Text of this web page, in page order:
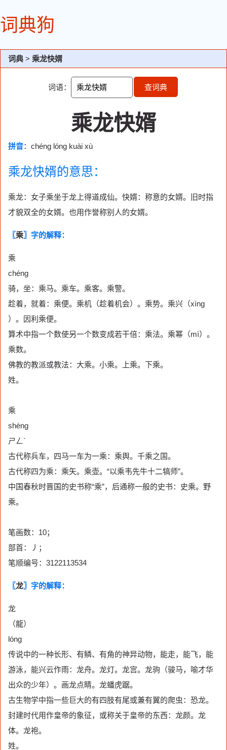
词典狗
词典 > 乘龙快婿
词语： 查词典
乘龙快婿
拼音：chéng lóng kuài xù
乘龙快婿的意思：
乘龙：女子乘坐于龙上得道成仙。快婿：称意的女婿。旧时指
才貌双全的女婿。也用作誉称别人的女婿。
〖乘〗字的解释：
乘
chéng
骑，坐：乘马。乘车。乘客。乘警。
趁着，就着：乘便。乘机（趁着机会）。乘势。乘兴（xìng
）。因利乘便。
算术中指一个数使另一个数变成若干倍：乘法。乘幂（mì）。
乘数。
佛教的教派或教法：大乘。小乘。上乘。下乘。
姓。
乘
shèng
ㄕㄥˋ
古代称兵车，四马一车为一乘：乘舆。千乘之国。
古代称四为乘：乘矢。乘壶。“以乘韦先牛十二犒师”。
中国春秋时晋国的史书称“乘”，后通称一般的史书：史乘。野
乘。
笔画数：10；
部首：丿；
笔顺编号：3122113534
〖龙〗字的解释：
龙
（龍）
lóng
传说中的一种长形、有鳞、有角的神异动物，能走，能飞，能
游泳，能兴云作雨：龙舟。龙灯。龙宫。龙驹（骏马，喻才华
出众的少年）。画龙点睛。龙蟠虎踞。
古生物学中指一些巨大的有四肢有尾或兼有翼的爬虫：恐龙。
封建时代用作皇帝的象征，或称关于皇帝的东西：龙颜。龙
体。龙袍。
姓。